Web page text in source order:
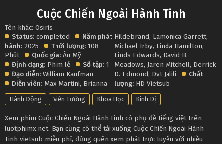
Cuộc Chiến Ngoài Hành Tinh
Tên khác: Osiris
Status: completed
Năm phát
hành: 2025 Thời lượng: 108
Phút
Quốc gia: Âu Mỹ
Định dạng: Phim lẻ Số tập: 1
Đạo diễn: William Kaufman
Diễn viên: Max Martini, Brianna
Hildebrand, Lamonica Garrett,
Michael Irby, Linda Hamilton,
Linds Edwards, David B.
Meadows, Jaren Mitchell, Derrick
D. Edmond, Dvt Jalili
Chất
lượng: HD Vietsub
Hành Động Viễn Tưởng Khoa Học Kinh Dị
Xem phim Cuộc Chiến Ngoài Hành Tinh có phụ đề tiếng việt trên
luotphimx.net. Bạn cũng có thể tải xuống Cuộc Chiến Ngoài Hành
Tinh vietsub miễn phí, đừng quên xem phát trực tuyến với nhiều